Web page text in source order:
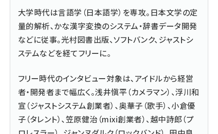
大学時代は言語学（日本語学）を専攻。日本文学の定
量的解析、かな漢字変換のシステム・辞書データ開発
などに従事。光村図書出版、ソフトバンク、ジャストシ
ステムなどを経てフリーに。
フリー時代のインタビュー対象は、アイドルから経営
者・開発者まで幅広く。浅井愼平（カメラマン）、浮川和
宣（ジャストシステム創業者）、奥華子（歌手）、小倉優
子（タレント）、笠原健治（mixi創業者）、越中詩郎（プ